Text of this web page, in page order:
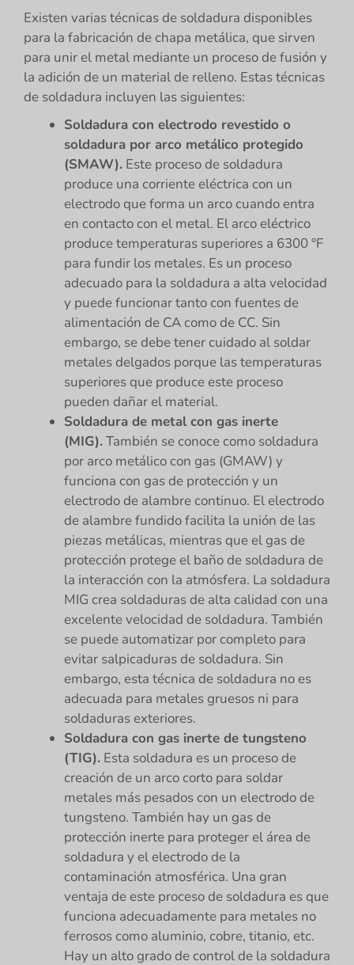
Existen varias técnicas de soldadura disponibles
para la fabricación de chapa metálica, que sirven
para unir el metal mediante un proceso de fusión y
la adición de un material de relleno. Estas técnicas
de soldadura incluyen las siguientes:
Soldadura con electrodo revestido o
soldadura por arco metálico protegido
(SMAW). Este proceso de soldadura
produce una corriente eléctrica con un
electrodo que forma un arco cuando entra
en contacto con el metal. El arco eléctrico
produce temperaturas superiores a 6300 °F
para fundir los metales. Es un proceso
adecuado para la soldadura a alta velocidad
y puede funcionar tanto con fuentes de
alimentación de CA como de CC. Sin
embargo, se debe tener cuidado al soldar
metales delgados porque las temperaturas
superiores que produce este proceso
pueden dañar el material.
Soldadura de metal con gas inerte
(MIG).También se conoce como soldadura
por arco metálico con gas (GMAW) y
funciona con gas de protección y un
electrodo de alambre continuo. El electrodo
de alambre fundido facilita la unión de las
piezas metálicas, mientras que el gas de
protección protege el baño de soldadura de
la interacción con la atmósfera. La soldadura
MIG crea soldaduras de alta calidad con una
excelente velocidad de soldadura. También
se puede automatizar por completo para
evitar salpicaduras de soldadura. Sin
embargo, esta técnica de soldadura no es
adecuada para metales gruesos ni para
soldaduras exteriores.
Soldadura con gas inerte de tungsteno
(TIG). Esta soldadura es un proceso de
creación de un arco corto para soldar
metales más pesados con un electrodo de
tungsteno. También hay un gas de
protección inerte para proteger el área de
soldadura y el electrodo de la
contaminación atmosférica. Una gran
ventaja de este proceso de soldadura es que
funciona adecuadamente para metales no
ferrosos como aluminio, cobre, titanio, etc.
Hay un alto grado de control de la soldadura